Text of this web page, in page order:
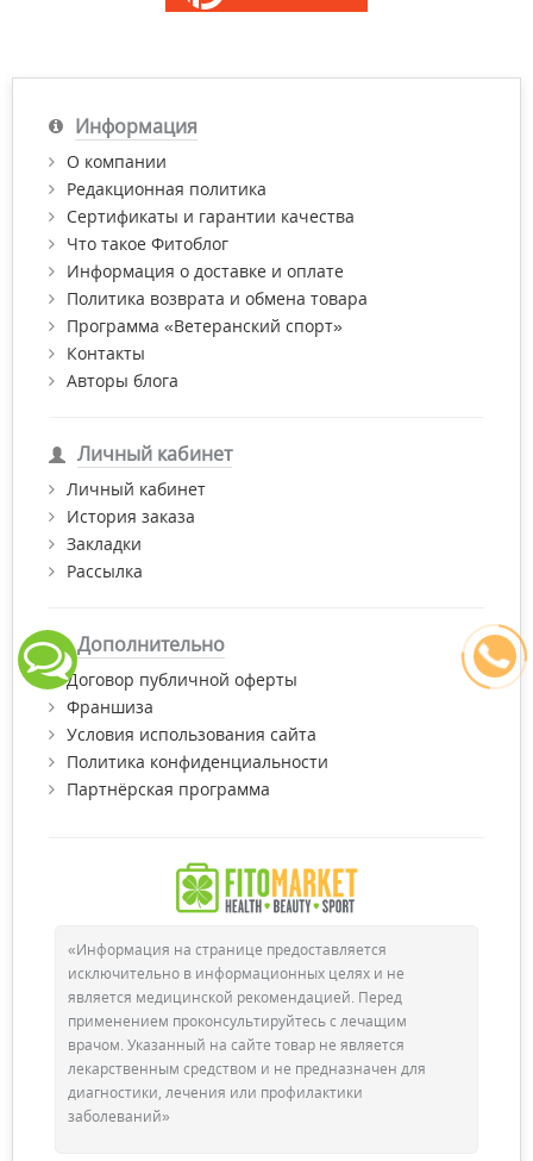
Информация
О компании
Редакционная политика
Сертификаты и гарантии качества
Что такое Фитоблог
Информация о доставке и оплате
Политика возврата и обмена товара
Программа «Ветеранский спорт»
Контакты
Авторы блога
Личный кабинет
Личный кабинет
История заказа
Закладки
Рассылка
Дополнительно
Договор публичной оферты
Франшиза
Условия использования сайта
Политика конфиденциальности
Партнёрская программа
«Информация на странице предоставляется
исключительно в информационных целях и не
является медицинской рекомендацией. Перед
применением проконсультируйтесь с лечащим
врачом. Указанный на сайте товар не является
лекарственным средством и не предназначен для
диагностики, лечения или профилактики
заболеваний»